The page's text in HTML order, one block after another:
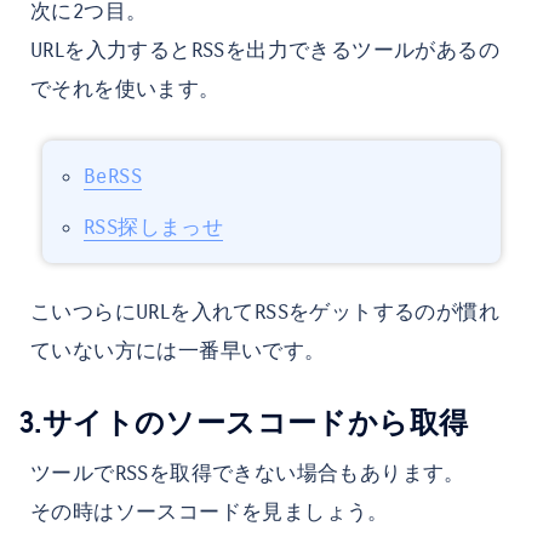
次に2つ目。
URLを入力するとRSSを出力できるツールがあるの
でそれを使います。
BeRSS
RSS探しまっせ
こいつらにURLを入れてRSSをゲットするのが慣れ
ていない方には一番早いです。
3.サイトのソースコードから取得
ツールでRSSを取得できない場合もあります。
その時はソースコードを見ましょう。